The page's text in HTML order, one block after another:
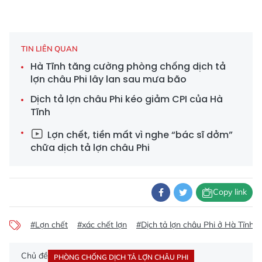
TIN LIÊN QUAN
Hà Tĩnh tăng cường phòng chống dịch tả
lợn châu Phi lây lan sau mưa bão
Dịch tả lợn châu Phi kéo giảm CPI của Hà
Tĩnh
Lợn chết, tiền mất vì nghe “bác sĩ dởm”
chữa dịch tả lợn châu Phi
Copy link
#Lợn chết #xác chết lợn #Dịch tả lợn châu Phi ở Hà Tĩnh
Chủ đề PHÒNG CHỐNG DỊCH TẢ LỢN CHÂU PHI